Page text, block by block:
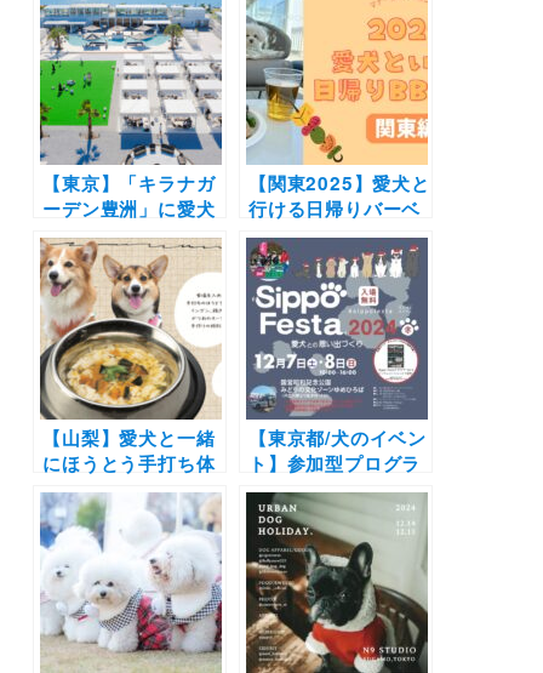
回イベント開催 | 限
定フォトブースやフ
ォトコンテストも
♪（キラナガーデン
豊洲）2/11
間限定のキャンペー
ン「冬キラナ」が開
催！
【東京】「キラナガ
ーデン豊洲」に愛犬
と記念日ランチが堪
能できるレストラン
「CREA(クレア)」
が1月16日リニュー
アルオープン！ドッ
グランも併設
【関東2025】愛犬と
行ける日帰りバーベ
キュー場12選 | ドッ
グラン付きやラグジ
ュアリーな施設も！
（おでかけレポあ
り）
【山梨】愛犬と一緒
にほうとう手打ち体
験教室（毎月11日）
&ドッグラン
OPEN！「海鮮ほう
とう専門店ほうとう
研究所」2022年10
月〜
【東京都/犬のイベン
ト】参加型プログラ
ムも盛りだくさん
「Sippo Festa
2024冬」（国営昭和
記念公園みどりの文
化ゾーンゆめひろ
ば）12/7〜12/8